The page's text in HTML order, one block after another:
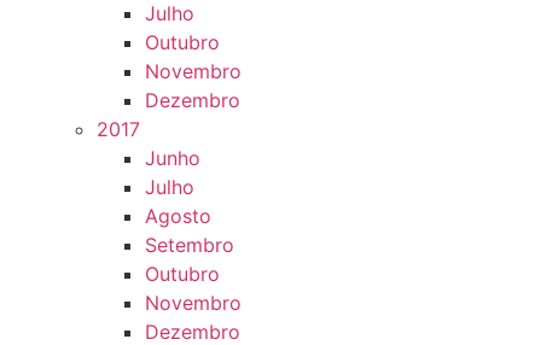
Julho
Outubro
Novembro
Dezembro
2017
Junho
Julho
Agosto
Setembro
Outubro
Novembro
Dezembro